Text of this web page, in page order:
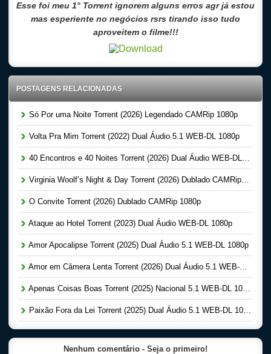
Esse foi meu 1° Torrent ignorem alguns erros agr já estou
mas esperiente no negócios rsrs tirando isso tudo
aproveitem o filme!!!
POSTAGENS RELACIONADAS
Só Por uma Noite Torrent (2026) Legendado CAMRip 1080p
Volta Pra Mim Torrent (2022) Dual Áudio 5.1 WEB-DL 1080p
40 Encontros e 40 Noites Torrent (2026) Dual Áudio WEB-DL 1080p
Virginia Woolf’s Night & Day Torrent (2026) Dublado CAMRip 1080p
O Convite Torrent (2026) Dublado CAMRip 1080p
Ataque ao Hotel Torrent (2023) Dual Áudio WEB-DL 1080p
Amor Apocalipse Torrent (2025) Dual Áudio 5.1 WEB-DL 1080p
Amor em Câmera Lenta Torrent (2026) Dual Áudio 5.1 WEB-DL 1080p
Apenas Coisas Boas Torrent (2025) Nacional 5.1 WEB-DL 1080p
Paixão Fora da Lei Torrent (2025) Dual Áudio 5.1 WEB-DL 1080p
Nenhum comentário - Seja o primeiro!